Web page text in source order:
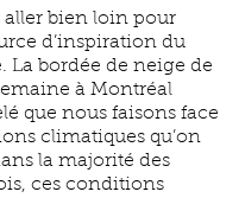
aller bien loin pour
d’inspiration du
La bordée de neige de
à Montréal
que nous faisons face
climatiques qu’on
la majorité des
ces conditions